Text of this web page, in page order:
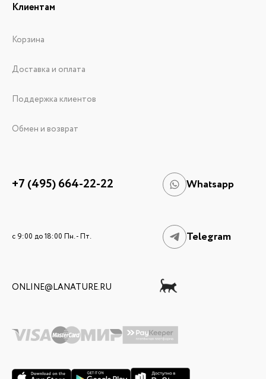
Клиентам
Корзина
Доставка и оплата
Поддержка клиентов
Обмен и возврат
+7 (495) 664-22-22 Whatsapp
c 9:00 до 18:00 Пн. - Пт. Telegram
ONLINE@LANATURE.RU